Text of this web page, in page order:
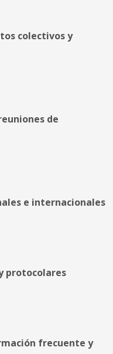
colectivos y
de
e internacionales
protocolares
frecuente y